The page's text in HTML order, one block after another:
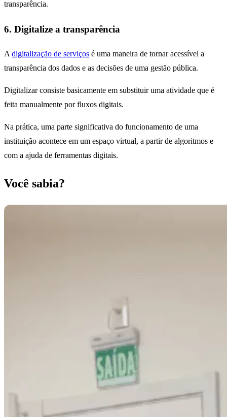
transparência.
6. Digitalize a transparência
A digitalização de serviços é uma maneira de tornar acessível a
transparência dos dados e as decisões de uma gestão pública.
Digitalizar consiste basicamente em substituir uma atividade que é
feita manualmente por fluxos digitais.
Na prática, uma parte significativa do funcionamento de uma
instituição acontece em um espaço virtual, a partir de algoritmos e
com a ajuda de ferramentas digitais.
Você sabia?